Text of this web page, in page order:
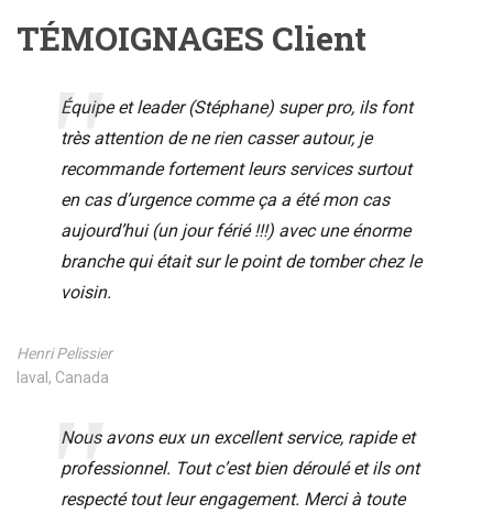
TÉMOIGNAGES Client
Équipe et leader (Stéphane) super pro, ils font
très attention de ne rien casser autour, je
recommande fortement leurs services surtout
en cas d’urgence comme ça a été mon cas
aujourd’hui (un jour férié !!!) avec une énorme
branche qui était sur le point de tomber chez le
voisin.
Henri Pelissier
laval, Canada
Nous avons eux un excellent service, rapide et
professionnel. Tout c’est bien déroulé et ils ont
respecté tout leur engagement. Merci à toute